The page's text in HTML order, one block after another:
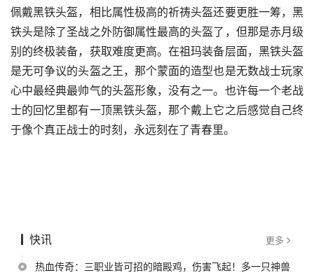
佩戴黑铁头盔，相比属性极高的祈祷头盔还要更胜一筹，黑
铁头是除了圣战之外防御属性最高的头盔了，但那是赤月级
别的终极装备，获取难度更高。在祖玛装备层面，黑铁头盔
是无可争议的头盔之王，那个蒙面的造型也是无数战士玩家
心中最经典最帅气的头盔形象，没有之一。也许每一个老战
士的回忆里都有一顶黑铁头盔，那个戴上它之后感觉自己终
于像个真正战士的时刻，永远刻在了青春里。
快讯 更多
热血传奇：三职业皆可招的暗殿鸡，伤害飞起！多一只神兽